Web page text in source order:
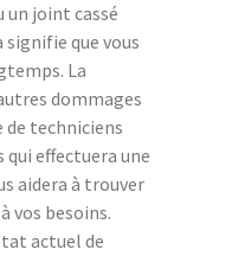
joint cassé
que vous
La
dommages
de techniciens
qui effectuera une
aidera à trouver
vos besoins.
actuel de